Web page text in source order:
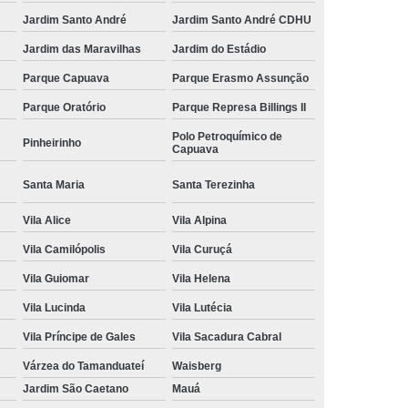
Jardim Santo André Jardim Santo André CDHU
Jardim das Maravilhas Jardim do Estádio
Parque Capuava Parque Erasmo Assunção
Parque Oratório Parque Represa Billings II
Pinheirinho
Polo Petroquímico de
Capuava
Santa Maria Santa Terezinha
Vila Alice Vila Alpina
Vila Camilópolis Vila Curuçá
Vila Guiomar Vila Helena
Vila Lucinda Vila Lutécia
Vila Príncipe de Gales Vila Sacadura Cabral
Várzea do Tamanduateí
Waisberg
Jardim São Caetano
Mauá